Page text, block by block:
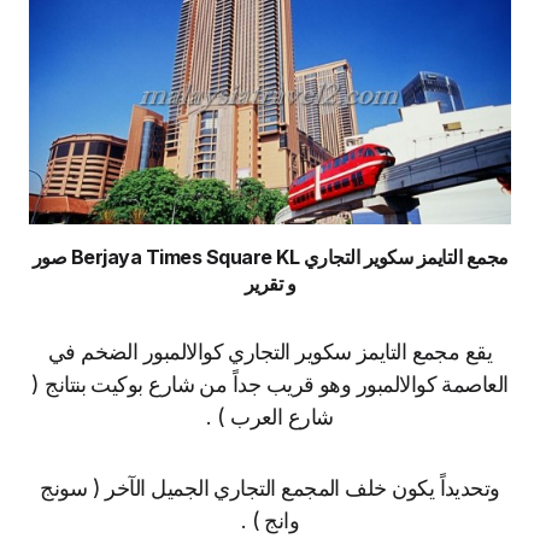
مجمع التايمز سكوير التجاري Berjaya Times Square KL صور
و تقرير
يقع مجمع التايمز سكوير التجاري كوالالمبور الضخم في
العاصمة كوالالمبور وهو قريب جداً من شارع بوكيت بنتانج (
شارع العرب ) .
وتحديداً يكون خلف المجمع التجاري الجميل الآخر ( سونج
وانج ) .